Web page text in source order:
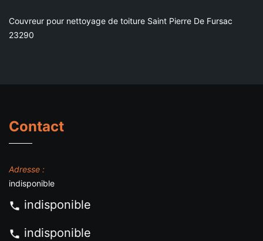
Couvreur pour nettoyage de toiture Saint Pierre De Fursac
23290
Contact
Adresse :
indisponible
indisponible
indisponible